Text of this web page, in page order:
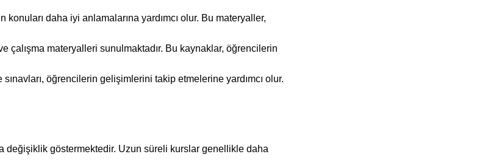
daha iyi anlamalarına yardımcı olur. Bu materyaller,
çalışma materyalleri sunulmaktadır. Bu kaynaklar, öğrencilerin
öğrencilerin gelişimlerini takip etmelerine yardımcı olur.
değişiklik göstermektedir. Uzun süreli kurslar genellikle daha